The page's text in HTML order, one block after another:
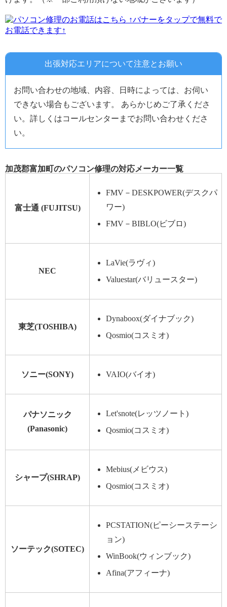
↑バナーをタップで無料で
お電話できます↑
出張対応エリアについて注意とお願い
お問い合わせの地域、内容、日時によっては、お伺い
できない場合もございます。 あらかじめご了承くださ
い。詳しくはコールセンターまでお問い合わせくださ
い。
加茂郡富加町のパソコン修理の対応メーカー一覧
富士通 (FUJITSU)
FMV－DESKPOWER(デスクパ
ワー)
FMV－BIBLO(ビブロ)
NEC
LaVie(ラヴィ)
Valuestar(バリュースター)
東芝(TOSHIBA)
Dynaboox(ダイナブック)
Qosmio(コスミオ)
ソニー(SONY) VAIO(バイオ)
パナソニック
(Panasonic)
Let'snote(レッツノート)
Qosmio(コスミオ)
シャープ(SHRAP)
Mebius(メビウス)
Qosmio(コスミオ)
ソーテック(SOTEC)
PCSTATION(ピーシーステーシ
ョン)
WinBook(ウィンブック)
Afina(アフィーナ)